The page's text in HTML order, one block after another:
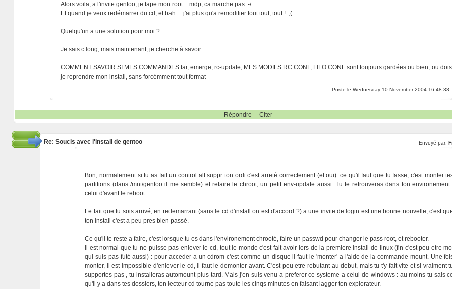
Alors voila, a l'invite gentoo, je tape mon root + mdp, ca marche pas :-/
Et quand je veux redémarrer du cd, et bah.... j'ai plus qu'a remodifier tout tout, tout ! :,(
Quelqu'un a une solution pour moi ?
Je sais c long, mais maintenant, je cherche à savoir
COMMENT SAVOIR SI MES COMMANDES tar, emerge, rc-update, MES MODIFS RC.CONF, LILO.CONF sont toujours gardées ou bien, ou dois
je reprendre mon install, sans forcémment tout format
Poste le Wednesday 10 November 2004 16:48:38
Répondre Citer
Re: Soucis avec l'install de gentoo Envoyé par:
Bon, normalement si tu as fait un control alt suppr ton ordi c'est arreté correctement (et oui). ce qu'il faut que tu fasse, c'est monter
partitions (dans /mnt/gentoo il me semble) et refaire le chroot, un petit env-update aussi. Tu te retrouveras dans ton environement
celui d'avant le reboot.
Le fait que tu sois arrivé, en redemarrant (sans le cd d'install on est d'accord ?) a une invite de login est une bonne nouvelle, c'est
ton install c'est a peu pres bien passé.
Ce qu'il te reste a faire, c'est lorsque tu es dans l'environement chrooté, faire un passwd pour changer le pass root, et rebooter.
Il est normal que tu ne puisse pas enlever le cd, tout le monde c'est fait avoir lors de la premiere install de linux (fin c'est peu etre
qui suis pas futé aussi) : pour acceder a un cdrom c'est comme un disque il faut le 'monter' a l'aide de la commande mount. Une
monter, il est impossible d'enlever le cd, il faut le demonter avant. C'est peu etre rebutant au debut, mais tu t'y fait vite et si vraiment
supportes pas , tu installeras automount plus tard. Mais j'en suis venu a preferer ce systeme a celui de windows : au moins tu sais
qu'il y a dans tes dossiers, ton lecteur cd tourne pas toute les cinqs minutes en faisant lagger ton explorateur.